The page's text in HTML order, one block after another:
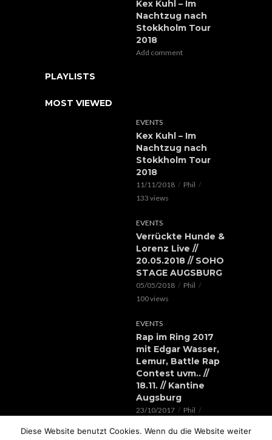
Kex Kuhl – Im
Nachtzug nach
Stokkholm Tour
2018
Add comment
PLAYLISTS
MOST VIEWED
EVENTS
Kex Kuhl – Im
Nachtzug nach
Stokkholm Tour
2018
11/11/2018
Phil
133 views
EVENTS
Verrückte Hunde &
Lorenz Live //
20.05.2018 // SOHO
STAGE AUGSBURG
05/05/2018
Phil
100 views
EVENTS
Rap im Ring 2017
mit Edgar Wasser,
Lemur, Battle Rap
Contest uvm.. //
18.11. // Kantine
Augsburg
23/10/2017
Phil
Diese Website benutzt Cookies. Wenn du die Website weiter